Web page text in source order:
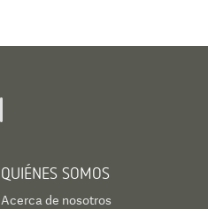
QUIÉNES SOMOS
Acerca de nosotros